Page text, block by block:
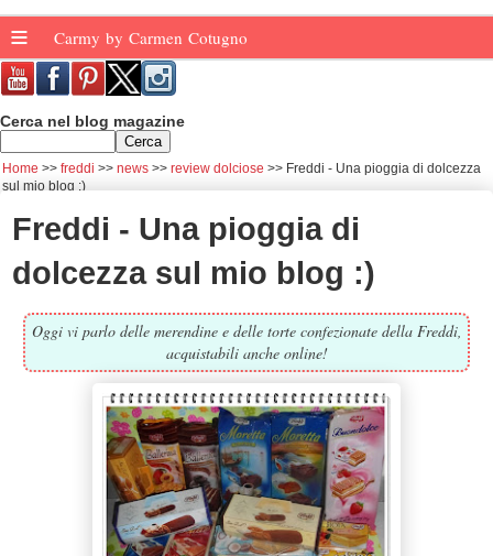
≡ Carmy by Carmen Cotugno
Cerca nel blog magazine
Home freddi news review dolciose
Freddi - Una pioggia di dolcezza
sul mio blog :)
Freddi - Una pioggia di
dolcezza sul mio blog :)
Oggi vi parlo delle merendine e delle torte confezionate della Freddi,
acquistabili anche online!